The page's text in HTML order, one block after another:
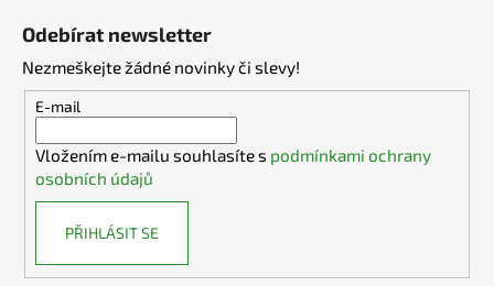
Odebírat newsletter
Nezmeškejte žádné novinky či slevy!
E-mail
Vložením e-mailu souhlasíte s podmínkami ochrany
osobních údajů
PŘIHLÁSIT SE